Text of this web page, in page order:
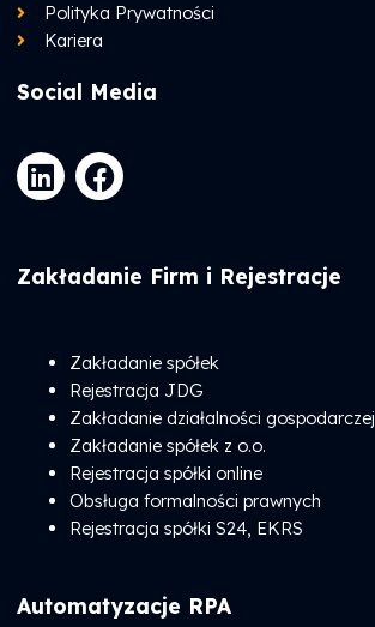
Polityka Prywatności
Kariera
Social Media
L
i
k
n
F
a
e
o
k
Zakładanie Firm i Rejestracje
Zakładanie spółek
Rejestracja JDG
Zakładanie działalności gospodarczej
Zakładanie spółek z o.o.
Rejestracja spółki online
Obsługa formalności prawnych
Rejestracja spółki S24, EKRS
Automatyzacje RPA